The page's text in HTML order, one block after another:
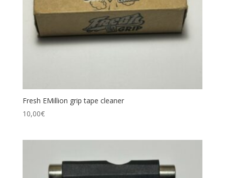
Fresh EMillion grip tape cleaner
10,00€